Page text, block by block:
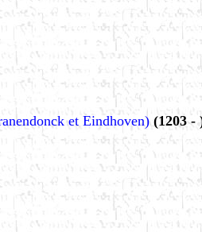
et Eindhoven) (1203 -